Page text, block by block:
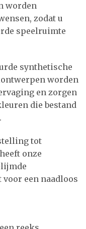
worden
zodat u
speelruimte
synthetische
worden
en zorgen
die bestand
tot
onze
een naadloos